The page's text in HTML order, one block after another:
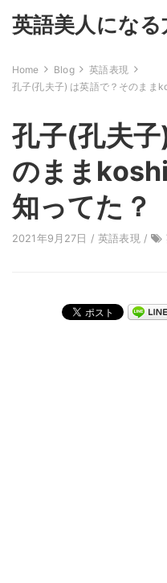
英語美人になる
Home Blog
英語表現
孔子(孔夫子) は英語で？そのまま
孔子(孔夫
のまま
知ってた？
2021年9月27日 /英語表現 /